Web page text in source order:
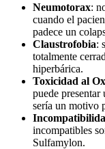
Neumotorax:
cuando el
padece un
Claustrofobia:
totalmente
hiperbárica.
Toxicidad al
puede
sería un motivo
incompatibles
Sulfamylon.